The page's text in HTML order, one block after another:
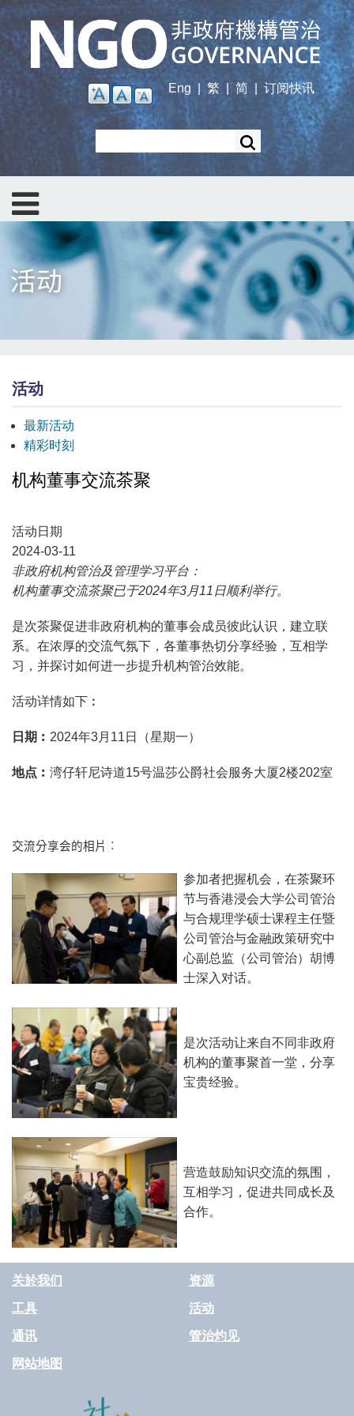
Skip
main
content
Eng
繁 | 简 订阅快讯
活动
最新活动
精彩时刻
机构董事交流茶聚
活动日期
2024-03-11
非政府机构管治及管理学习平台：
机构董事交流茶聚已于2024年3月11日顺利举行。
是次茶聚促进非政府机构的董事会成员彼此认识，建立联
系。在浓厚的交流气氛下，各董事热切分享经验，互相学
习，并探讨如何进一步提升机构管治效能。
活动详情如下︰
日期︰ 2024年3月11日（星期一）
地点︰ 湾仔轩尼诗道15号温莎公爵社会服务大厦2楼202室
交流分享会的相片︰
参加者把握机会，在茶聚环
节与香港浸会大学公司管治
与合规理学硕士课程主任暨
公司管治与金融政策研究中
心副总监（公司管治）胡博
士深入对话。
是次活动让来自不同非政府
机构的董事聚首一堂，分享
宝贵经验。
营造鼓励知识交流的氛围，
互相学习，促进共同成长及
合作。
关於我们 资源
工具 活动
通讯 管治灼见
网站地图